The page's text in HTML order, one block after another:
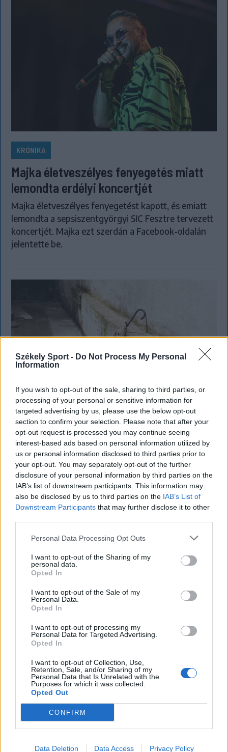
Székely Sport - Do Not Process My Personal
Information
If you wish to opt-out of the sale, sharing to third parties, or
processing of your personal or sensitive information for
targeted advertising by us, please use the below opt-out
section to confirm your selection. Please note that after your
opt-out request is processed you may continue seeing
interest-based ads based on personal information utilized by
us or personal information disclosed to third parties prior to
your opt-out. You may separately opt-out of the further
disclosure of your personal information by third parties on the
IAB’s list of downstream participants. This information may
also be disclosed by us to third parties on the IAB’s List of
Downstream Participants that may further disclose it to other
Personal Data Processing Opt Outs
I want to opt-out of the Sharing of my
personal data.
Opted In
I want to opt-out of the Sale of my
Personal Data.
Opted In
I want to opt-out of processing my
Personal Data for Targeted Advertising.
Opted In
I want to opt-out of Collection, Use,
Retention, Sale, and/or Sharing of my
Personal Data that Is Unrelated with the
Purposes for which it was collected.
Opted Out
CONFIRM
Data Deletion Data Access Privacy Policy
KRÓNIKA
Majka életveszélyes fenyegetés miatt
lemondta erdélyi koncertjét
Majka életveszélyes fenyegetést kapott, és emiatt
lemondta a sepsiszentgyörgyi SIC Fesztre tervezett
koncertjét. Majka ezt szerdán a Facebook-oldalán
jelentette be.
KRÓNIKA
Záporok, zivatarok hoznak felfrissülést
a kánikula után – kéthetes időjárás-
előrejelzés
Csütörtök-péntekig tovább melegszik az idő
Románia legtöbb régiójában, ahol kánikulára és
fokozatos lehűlés kezdődik, és nő a záporok,
zivatarok valószínűsége.
FŐTÉR